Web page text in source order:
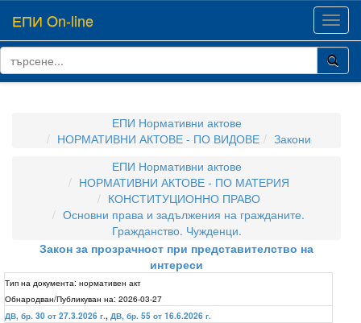
ЕПИ On-line
ЕПИ Нормативни актове
НОРМАТИВНИ АКТОВЕ - ПО ВИДОВЕ
Закони
ЕПИ Нормативни актове
НОРМАТИВНИ АКТОВЕ - ПО МАТЕРИЯ
КОНСТИТУЦИОННО ПРАВО
Основни права и задължения на гражданите.
Гражданство. Чужденци.
Закон за прозрачност при представителство на
интереси
Тип на документа: нормативен акт
Обнародван/Публикуван на: 2026-03-27
ДВ, бр. 30 от 27.3.2026 г., ДВ, бр. 55 от 16.6.2026 г.